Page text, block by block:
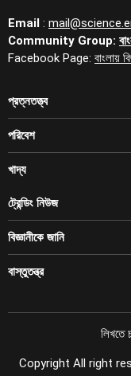
Email :
Community Group:
Facebook Page: বাংলায়
প্রত্নতত্ত্ব
পরিবেশ
খাদ্য
ট্রেন্ডিং নিউজ
বিজ্ঞানীকে জানি
বাস্তুতন্ত্র
লিখতে
Copyright All right